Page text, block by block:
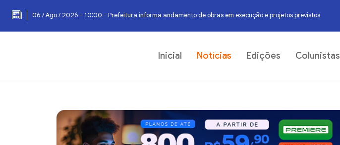
06 / Ago / 2026 - 10:00 - Prefeitura informa andamento de obras em execução e projetos previstos
Inicial Notícias Edições Colunistas